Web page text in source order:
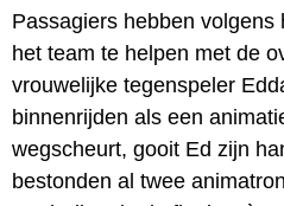
Passagiers hebben volgens
het team te helpen met de
vrouwelijke tegenspeler
binnenrijden als een
wegscheurt, gooit Ed zijn
bestonden al twee